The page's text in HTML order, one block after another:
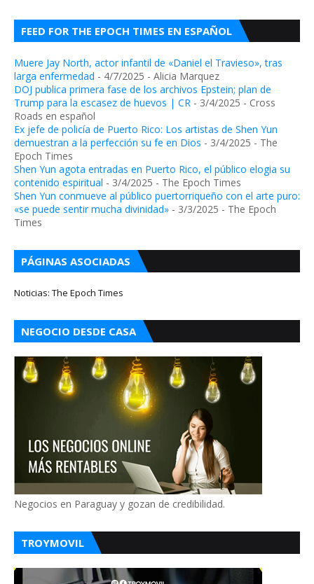
FEED FOR THE EPOCH TIMES EN ESPAÑOL
Muere Jay North, actor infantil de «Daniel el Travieso», tras
larga enfermedad - 4/7/2025 - Alicia Marquez
DOJ publica primera fase de los archivos Epstein; plan de
Trump para la escasez de huevos | CR - 3/4/2025 - Cross
Roads en español
Ex jefe de policía de Puerto Rico: Los artistas de Shen Yun
demuestran a la perfección su fe en Dios - 3/4/2025 - The
Epoch Times
Shen Yun agota entradas en Puerto Rico, el público elogia su
contenido espiritual - 3/4/2025 - The Epoch Times
Shen Yun conmueve al público puertorriqueño con el arte puro:
«se puede sentir mucha divinidad» - 3/3/2025 - The Epoch
Times
PÁGINAS ASOCIADAS
Noticias: The Epoch Times
NEGOCIO DESDE CASA
Negocios en Paraguay y gozan de credibilidad.
TROYMOVIL